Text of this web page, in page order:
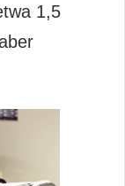
1,5